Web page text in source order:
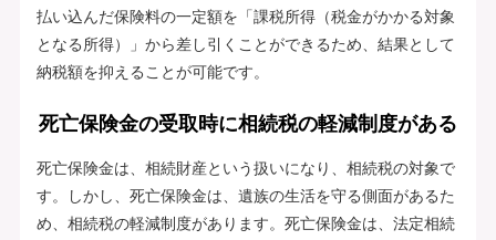
払い込んだ保険料の一定額を「課税所得（税金がかかる対象
となる所得）」から差し引くことができるため、結果として
納税額を抑えることが可能です。
死亡保険金の受取時に相続税の軽減制度がある
死亡保険金は、相続財産という扱いになり、相続税の対象で
す。しかし、死亡保険金は、遺族の生活を守る側面があるた
め、相続税の軽減制度があります。死亡保険金は、法定相続